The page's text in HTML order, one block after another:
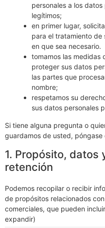
personales a los
legítimos;
en primer lugar,
para el tratamiento de
en que sea necesario.
tomamos las medidas
proteger sus datos
las partes que
nombre;
respetamos su
sus datos personales
Si tiene alguna pregunta o
guardamos de usted,
1. Propósito, datos
retención
Podemos recopilar o recibir
de propósitos relacionados
comerciales, que pueden
expandir)